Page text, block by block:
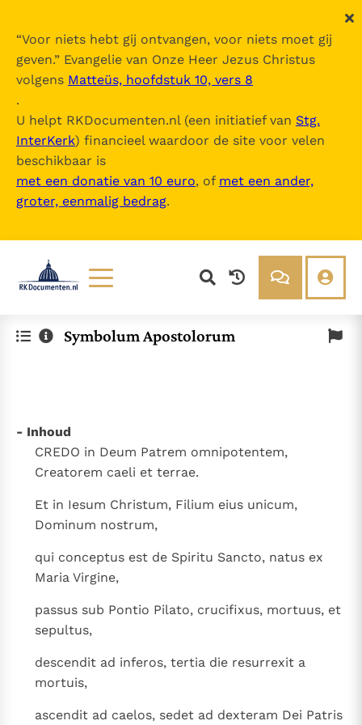
“Voor niets hebt gij ontvangen, voor niets moet gij
geven.” Evangelie van Onze Heer Jezus Christus
volgens Matteüs, hoofdstuk 10, vers 8
.
U helpt RKDocumenten.nl (een initiatief van Stg.
InterKerk) financieel waardoor de site voor velen
beschikbaar is
met een donatie van 10 euro, of met een ander,
groter, eenmalig bedrag.
Documenten
Denzinger
Over RK Documenten
Nieuwste Documenten
5. Het gebed van de Kerk
In Christus wordt onze honger vervuld
Leer de kostbare parel van Gods koninkrijk te
herkennen
Gods Koninkrijk groeit stilletjes door liefde, niet door
heiligheid
Berichten
Het Vaticaan publiceert een nieuwe Latijnse uitgave
van het Romeins martyrologium
Vaticaanse financiële waakhond verliest autonomie
Paus spreekt het Wereldvoedselprogramma toe
Symbolum Apostolorum
- Inhoud
CREDO in Deum Patrem omnipotentem,
Creatorem caeli et terrae.
Et in Iesum Christum, Filium eius unicum,
Dominum nostrum,
qui conceptus est de Spiritu Sancto, natus ex
Maria Virgine,
passus sub Pontio Pilato, crucifixus, mortuus, et
sepultus,
descendit ad inferos, tertia die resurrexit a
mortuis,
ascendit ad caelos, sedet ad dexteram Dei Patris